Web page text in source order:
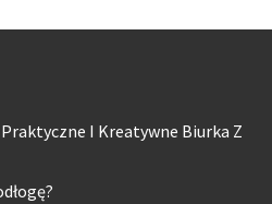
I Kreatywne Biurka Z